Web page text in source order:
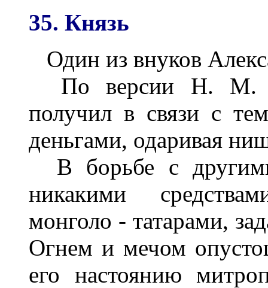
35. Князь
Один из внуков
По версии Н. М.
получил в связи с
деньгами, одаривая
В борьбе с
никакими
монголо - татарами,
Огнем и мечом
его настоянию